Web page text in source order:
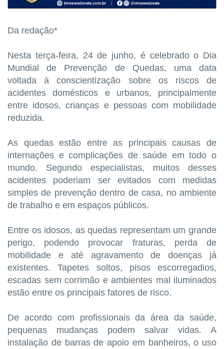
Da redação*
Nesta terça-feira, 24 de junho, é celebrado o Dia
Mundial de Prevenção de Quedas, uma data
voltada à conscientização sobre os riscos de
acidentes domésticos e urbanos, principalmente
entre idosos, crianças e pessoas com mobilidade
reduzida.
As quedas estão entre as principais causas de
internações e complicações de saúde em todo o
mundo. Segundo especialistas, muitos desses
acidentes poderiam ser evitados com medidas
simples de prevenção dentro de casa, no ambiente
de trabalho e em espaços públicos.
Entre os idosos, as quedas representam um grande
perigo, podendo provocar fraturas, perda de
mobilidade e até agravamento de doenças já
existentes. Tapetes soltos, pisos escorregadios,
escadas sem corrimão e ambientes mal iluminados
estão entre os principais fatores de risco.
De acordo com profissionais da área da saúde,
pequenas mudanças podem salvar vidas. A
instalação de barras de apoio em banheiros, o uso